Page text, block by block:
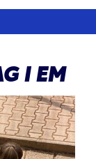
I EM